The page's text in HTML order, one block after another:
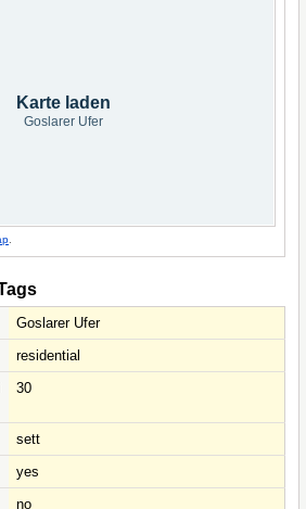
Karte laden
Goslarer Ufer
Goslarer Ufer
residential
30
sett
yes
no